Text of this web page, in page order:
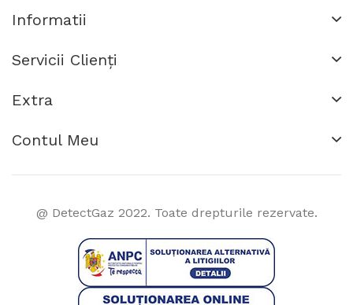
Informatii
Servicii Clienţi
Extra
Contul Meu
@ DetectGaz 2022. Toate drepturile rezervate.